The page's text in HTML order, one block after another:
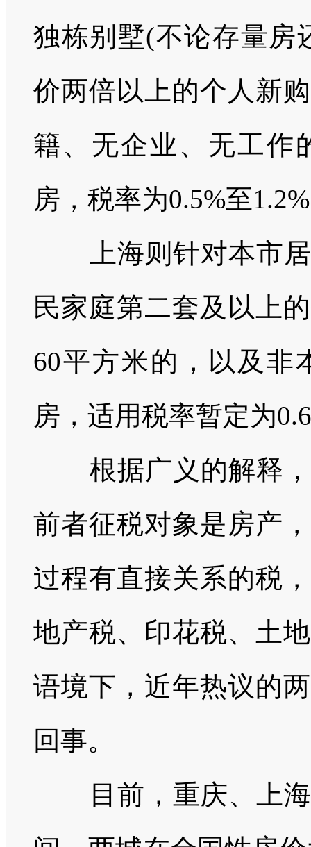
独栋别墅(不论存量房
价两倍以上的个人新
籍、无企业、无工作
房，税率为0.5%至1.2%
上海则针对本市
民家庭第二套及以上
60平方米的，以及非
房，适用税率暂定为
根据广义的解释
前者征税对象是房产
过程有直接关系的税
地产税、印花税、土
语境下，近年热议的
回事。
目前，重庆、上